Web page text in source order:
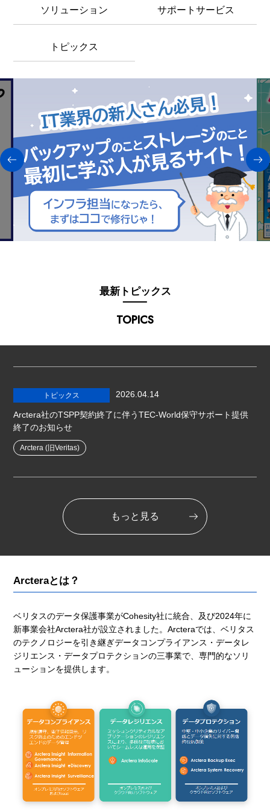
ソリューション サポートサービス
トピックス
TOPICS
最新トピックス
トピックス 2026.04.14
Arctera社のTSPP契約終了に伴うTEC-World保守サポート提供
終了のお知らせ
Arctera (旧Veritas)
もっと見る
Arcteraとは？
ベリタスのデータ保護事業がCohesity社に統合、及び2024年に
新事業会社Arctera社が設立されました。Arcteraでは、ベリタス
のテクノロジーを引き継ぎデータコンプライアンス・データレ
ジリエンス・データプロテクションの三事業で、専門的なソリ
ューションを提供します。